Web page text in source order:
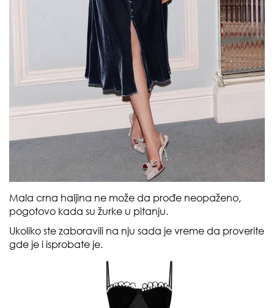
Mala crna haljina ne može da prođe neopaženo,
pogotovo kada su žurke u pitanju.
Ukoliko ste zaboravili na nju sada je vreme da proverite
gde je i isprobate je.